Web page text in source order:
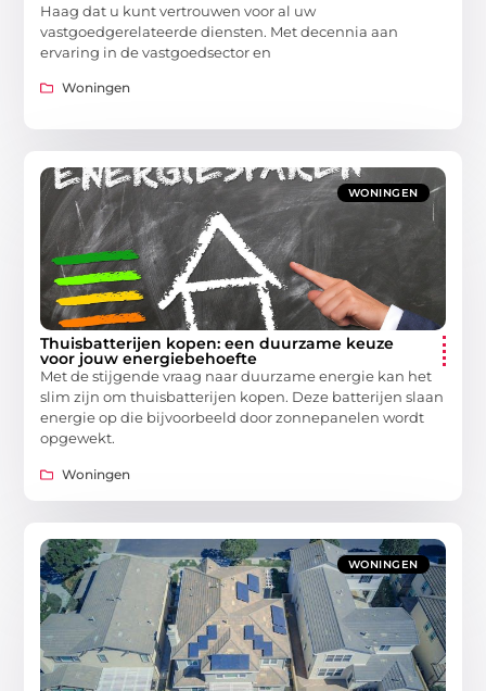
Haag dat u kunt vertrouwen voor al uw
vastgoedgerelateerde diensten. Met decennia aan
ervaring in de vastgoedsector en
Woningen
WONINGEN
Thuisbatterijen kopen: een duurzame keuze
voor jouw energiebehoefte
Met de stijgende vraag naar duurzame energie kan het
slim zijn om thuisbatterijen kopen. Deze batterijen slaan
energie op die bijvoorbeeld door zonnepanelen wordt
opgewekt.
Woningen
WONINGEN